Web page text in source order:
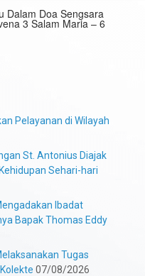
Dalam Doa Sengsara
3 Salam Maria – 6
Pelayanan di Wilayah
St. Antonius Diajak
Sehari-hari
Ibadat
Bapak Thomas Eddy
Tugas
07/08/2026